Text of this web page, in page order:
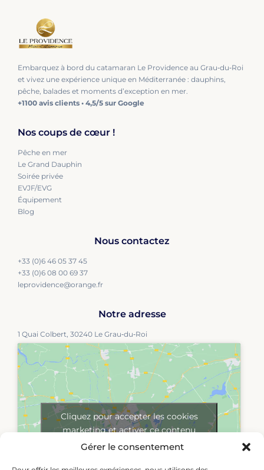
Gérer le consentement
Embarquez à bord du catamaran Le Providence au Grau‑du‑Roi
et vivez une expérience unique en Méditerranée : dauphins,
pêche, balades et moments d’exception en mer.
+1100 avis clients • 4,5/5 sur Google
Nos coups de cœur !
Pêche en mer
Le Grand Dauphin
Soirée privée
EVJF/EVG
Équipement
Blog
Nous contactez
+33 (0)6 46 05 37 45
+33 (0)6 08 00 69 37
leprovidence@orange.fr
Notre adresse
1 Quai Colbert, 30240 Le Grau‑du‑Roi
Cliquez pour accepter les cookies
marketing et activer ce contenu